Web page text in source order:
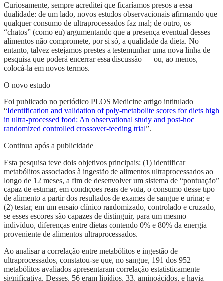
Curiosamente, sempre acreditei que ficaríamos presos a essa
dualidade: de um lado, novos estudos observacionais afirmando que
qualquer consumo de ultraprocessados faz mal; de outro, os
“chatos” (como eu) argumentando que a presença eventual desses
alimentos não compromete, por si só, a qualidade da dieta. No
entanto, talvez estejamos prestes a testemunhar uma nova linha de
pesquisa que poderá encerrar essa discussão — ou, ao menos,
colocá-la em novos termos.
O novo estudo
Foi publicado no periódico PLOS Medicine artigo intitulado
“Identification and validation of poly-metabolite scores for diets high
in ultra-processed food: An observational study and post-hoc
randomized controlled crossover-feeding trial”.
Continua após a publicidade
Esta pesquisa teve dois objetivos principais: (1) identificar
metabólitos associados à ingestão de alimentos ultraprocessados ao
longo de 12 meses, a fim de desenvolver um sistema de “pontuação”
capaz de estimar, em condições reais de vida, o consumo desse tipo
de alimento a partir dos resultados de exames de sangue e urina; e
(2) testar, em um ensaio clínico randomizado, controlado e cruzado,
se esses escores são capazes de distinguir, para um mesmo
indivíduo, diferenças entre dietas contendo 0% e 80% da energia
proveniente de alimentos ultraprocessados.
Ao analisar a correlação entre metabólitos e ingestão de
ultraprocessados, constatou-se que, no sangue, 191 dos 952
metabólitos avaliados apresentaram correlação estatisticamente
significativa. Desses, 56 eram lipídios, 33, aminoácidos, e havia